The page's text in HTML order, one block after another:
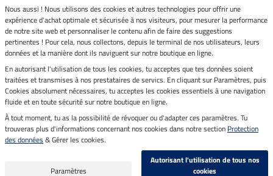
Boutique climatiquement
neutre
Livraison par
Paiement sécurisé
Mentions légales
Dernière actualisation le 07.08.2026 à 14:39
Tous les prix s'entendent TVA incluse et
frais de port en sus
Nous aussi ! Nous utilisons des cookies et autres technologies pour offrir une
expérience d'achat optimale et sécurisée à nos visiteurs, pour mesurer la performance
de notre site web et personnaliser le contenu afin de faire des suggestions
pertinentes ! Pour cela, nous collectons, depuis le terminal de nos utilisateurs, leurs
données et la manière dont ils naviguent sur notre boutique en ligne.
En autorisant l'utilisation de tous les cookies, tu acceptes que tes données soient
traitées et transmises à nos prestataires de servics. En cliquant sur Paramètres, puis
Cookies absolument nécessaires, tu acceptes les cookies essentiels à une navigation
fluide et en toute sécurité sur notre boutique en ligne.
À tout moment, tu as la possibilité de révoquer ou d'adapter ces paramètres. Tu
trouveras plus d'informations concernant nos cookies dans notre section Protection
des données & Gérer les cookies.
Paramètres
Autorisant l'utilisation de tous nos
cookies